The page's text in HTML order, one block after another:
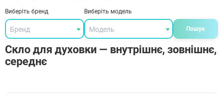
Виберіть бренд
Бренд
Виберіть модель
Модель Пошук
Скло для духовки — внутрішнє, зовнішнє,
середнє